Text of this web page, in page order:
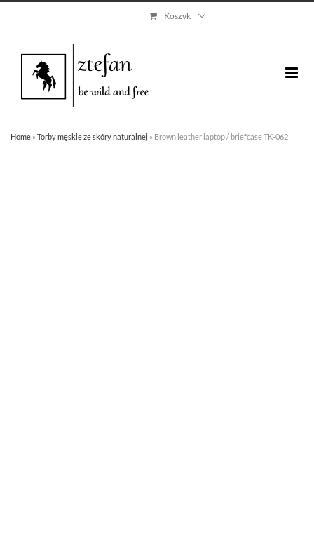
content
Koszyk
Home » Torby męskie ze skóry naturalnej » Brown leather laptop / briefcase TK-062